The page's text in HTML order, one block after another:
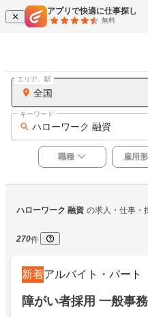
アプリで快適に仕事探し
無料
全国
エリア、駅
ハローワーク 融資
キーワード
職種 雇用
ハローワーク 融資 の求人・仕事・
270件
新着アルバイト・パート
障がい者採用 一般事